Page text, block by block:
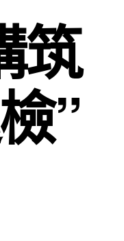
筑
”